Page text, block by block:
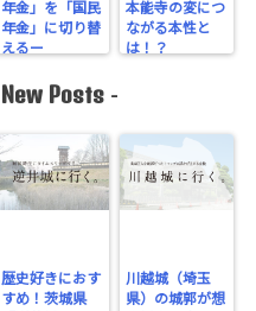
年金」を「国民
年金」に切り替
えるー
本能寺の変につ
ながる本性と
は！？
New Posts -
歴史好きにおす
すめ！茨城県
川越城（埼玉
県）の城郭が想